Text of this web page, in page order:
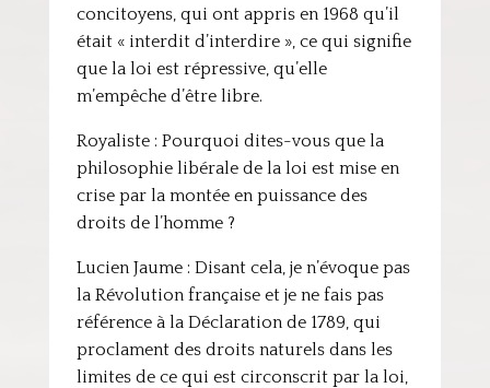
concitoyens, qui ont appris en 1968 qu’il
était « interdit d’interdire », ce qui signifie
que la loi est répressive, qu’elle
m’empêche d’être libre.
Royaliste : Pourquoi dites-vous que la
philosophie libérale de la loi est mise en
crise par la montée en puissance des
droits de l’homme ?
Lucien Jaume : Disant cela, je n’évoque pas
la Révolution française et je ne fais pas
référence à la Déclaration de 1789, qui
proclament des droits naturels dans les
limites de ce qui est circonscrit par la loi,